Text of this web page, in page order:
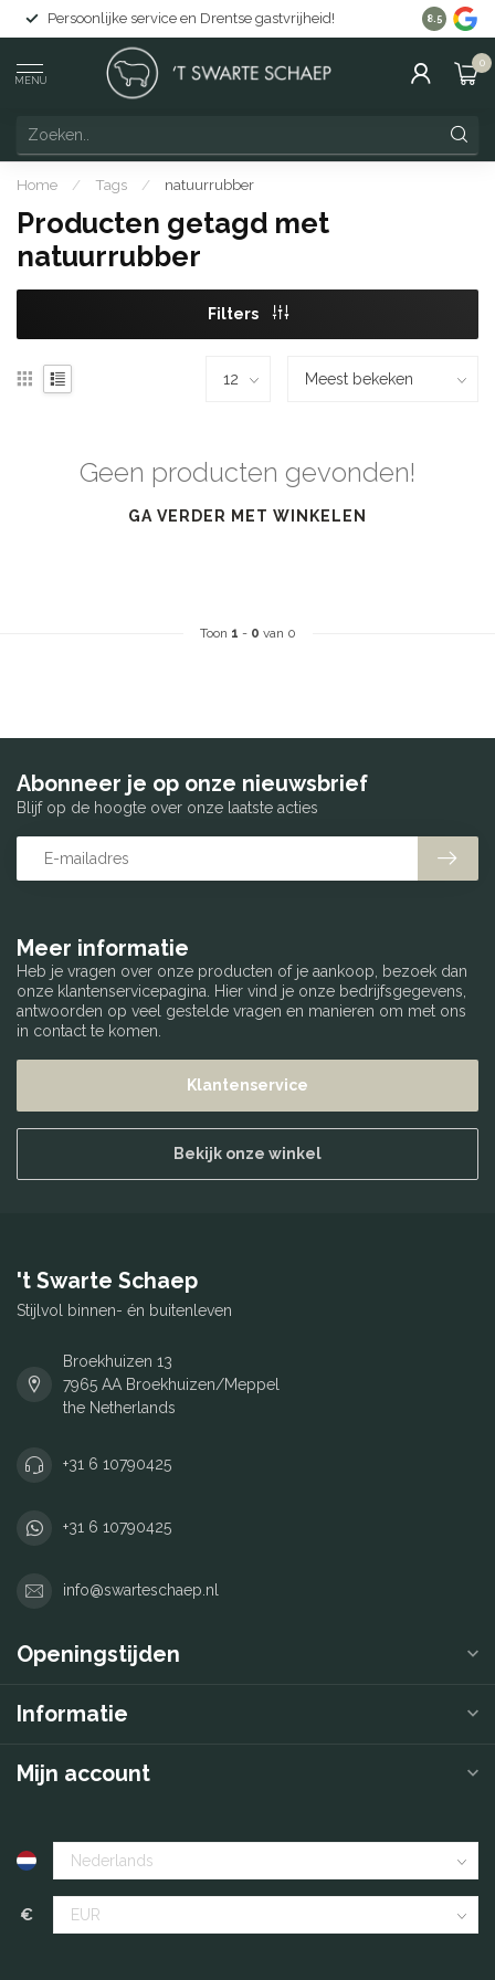
Persoonlijke service en Drentse gastvrijheid! Gratis
8.5
MENU
0
Home / Tags / natuurrubber
Producten getagd met
natuurrubber
Filters
Geen producten gevonden!
GA VERDER MET WINKELEN
Toon 1 - 0 van 0
Meer informatie
Heb je vragen over onze producten of je aankoop, bezoek dan
onze klantenservicepagina. Hier vind je onze bedrijfsgegevens,
antwoorden op veel gestelde vragen en manieren om met ons
in contact te komen.
Klantenservice
Bekijk onze winkel
Abonneer je op onze nieuwsbrief
Blijf op de hoogte over onze laatste acties
't Swarte Schaep
Stijlvol binnen- én buitenleven
Broekhuizen 13
7965 AA Broekhuizen/Meppel
the Netherlands
+31 6 10790425
+31 6 10790425
info@swarteschaep.nl
Openingstijden
Informatie
Mijn account
€